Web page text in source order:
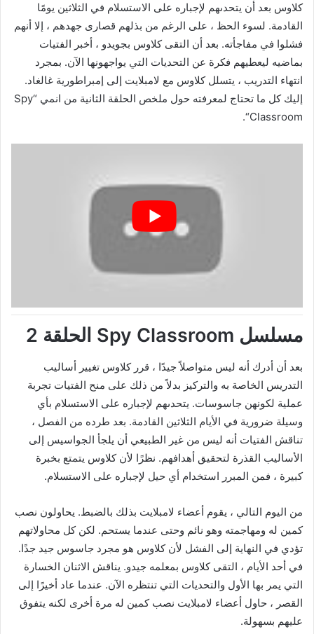
كلاوس بعد أن يتحدىهم لإجباره على الاستسلام في الثلاثين يومًا
القادمة. لسوء الحظ ، على الرغم من بذلهم قصارى جهدهم ، إلا أنهم
فشلوا في مفاجأته. بعد أن التقى كلاوس بجويدو ، أخبر الفتيات
بماضيه ليعطيهم فكرة عن التحديات التي يواجهونها الآن. بمجرد
انتهاء التدريب ، يتسلل كلاوس مع لامبلايت إلى إمبراطورية غالغاد.
إليك كل ما تحتاج لمعرفته حول ملخص الحلقة الثانية من انمي “Spy
Classroom“.
مسلسل Spy Classroom الحلقة 2
بعد أن أدرك أنه ليس متواصلاً جيدًا ، قرر كلاوس تغيير أساليب
التدريس الخاصة به والتركيز بدلاً من ذلك على منح الفتيات تجربة
عملية لكونهن جاسوسات. يتحدىهم لإجباره على الاستسلام بأي
وسيلة ضرورية في الأيام الثلاثين القادمة. بعد طرده من الفصل ،
تناقش الفتيات أنه ليس من غير الطبيعي أن يلجأ الجواسيس إلى
الأساليب القذرة لتحقيق أهدافهم. نظرًا لأن كلاوس يتمتع بخبرة
كبيرة ، فمن المبرر استخدام أي حيل لإجباره على الاستسلام.
من اليوم التالي ، يقوم أعضاء لامبلايت بذلك بالضبط. يحاولون نصب
كمين له ومهاجمته وهو نائم وحتى عندما يستحم. لكن كل محاولاتهم
تؤدي في النهاية إلى الفشل لأن كلاوس هو مجرد جاسوس جيد جدًا.
في أحد الأيام ، التقى كلاوس بمعلمه جيدو. يناقش الاثنان الخسارة
التي يمر بها الأول والتحديات التي تنتظره الآن. عندما عاد أخيرًا إلى
القصر ، حاول أعضاء لامبلايت نصب كمين له مرة أخرى لكنه يتفوق
عليهم بسهولة.